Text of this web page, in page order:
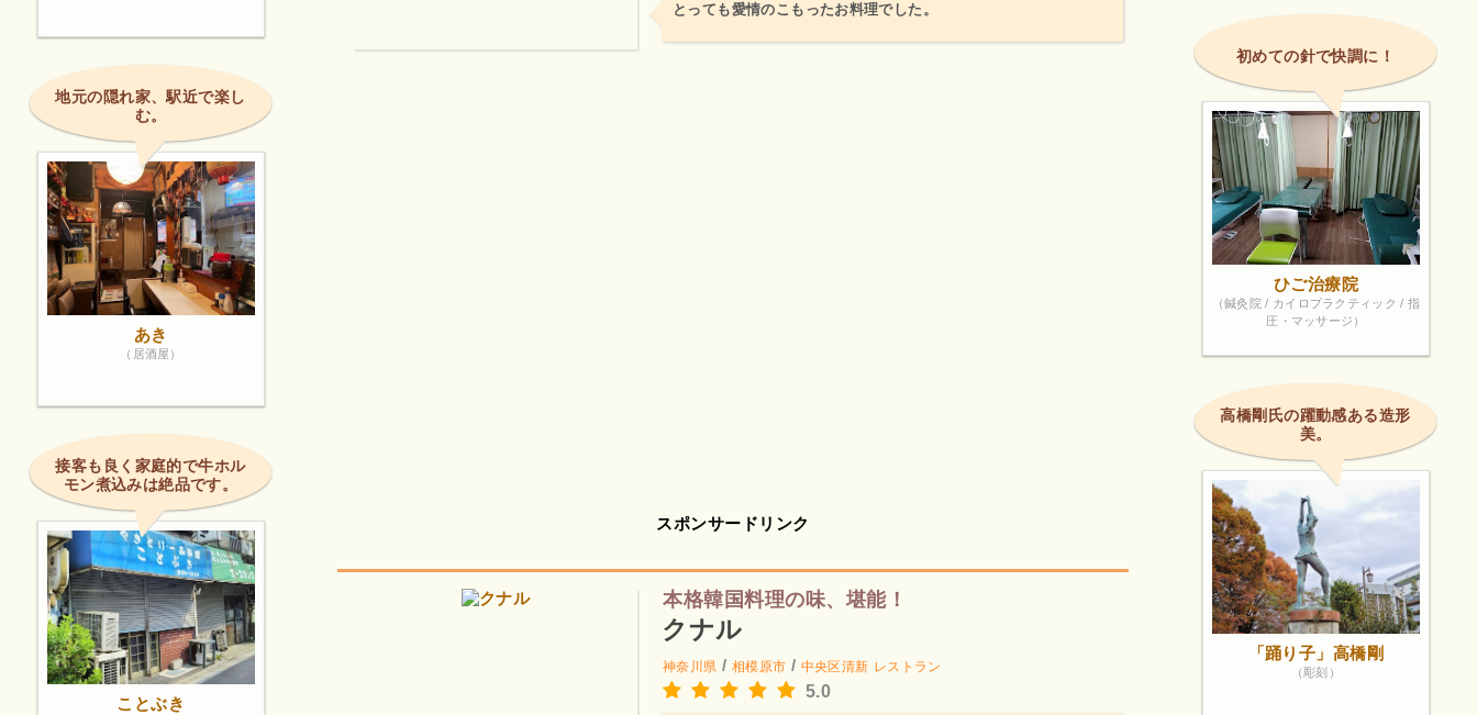
とっても愛情のこもったお料理でした。
スポンサードリンク
本格韓国料理の味、堪能！
クナル
神奈川県 / 相模原市 / 中央区清新 レストラン
5.0
地元の隠れ家、駅近で楽し
む。
あき
（居酒屋）
接客も良く家庭的で牛ホル
モン煮込みは絶品です。
ことぶき
初めての針で快調に！
ひご治療院
（鍼灸院 / カイロプラクティック / 指
圧・マッサージ）
高橋剛氏の躍動感ある造形
美。
「踊り子」高橋剛
（彫刻）